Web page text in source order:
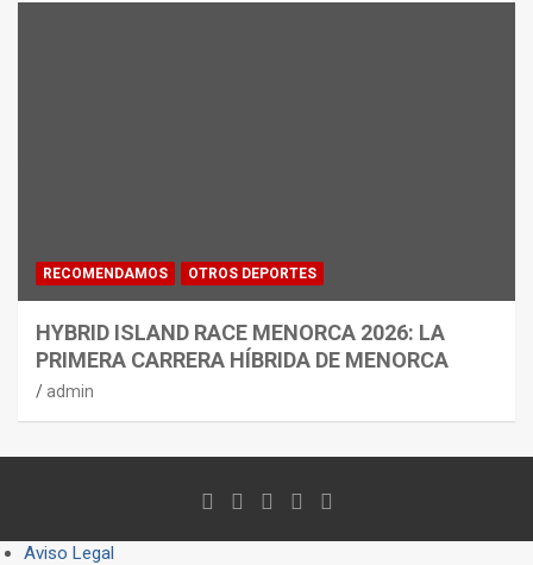
RECOMENDAMOS OTROS DEPORTES
HYBRID ISLAND RACE MENORCA 2026: LA
PRIMERA CARRERA HÍBRIDA DE MENORCA
admin
Aviso Legal